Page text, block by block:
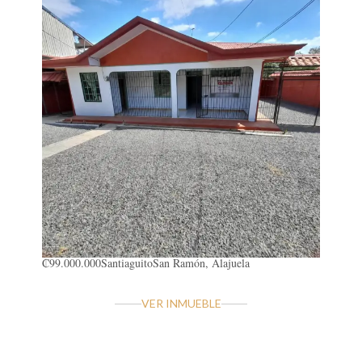
₡99.000.000SantiaguitoSan Ramón, Alajuela
VER INMUEBLE